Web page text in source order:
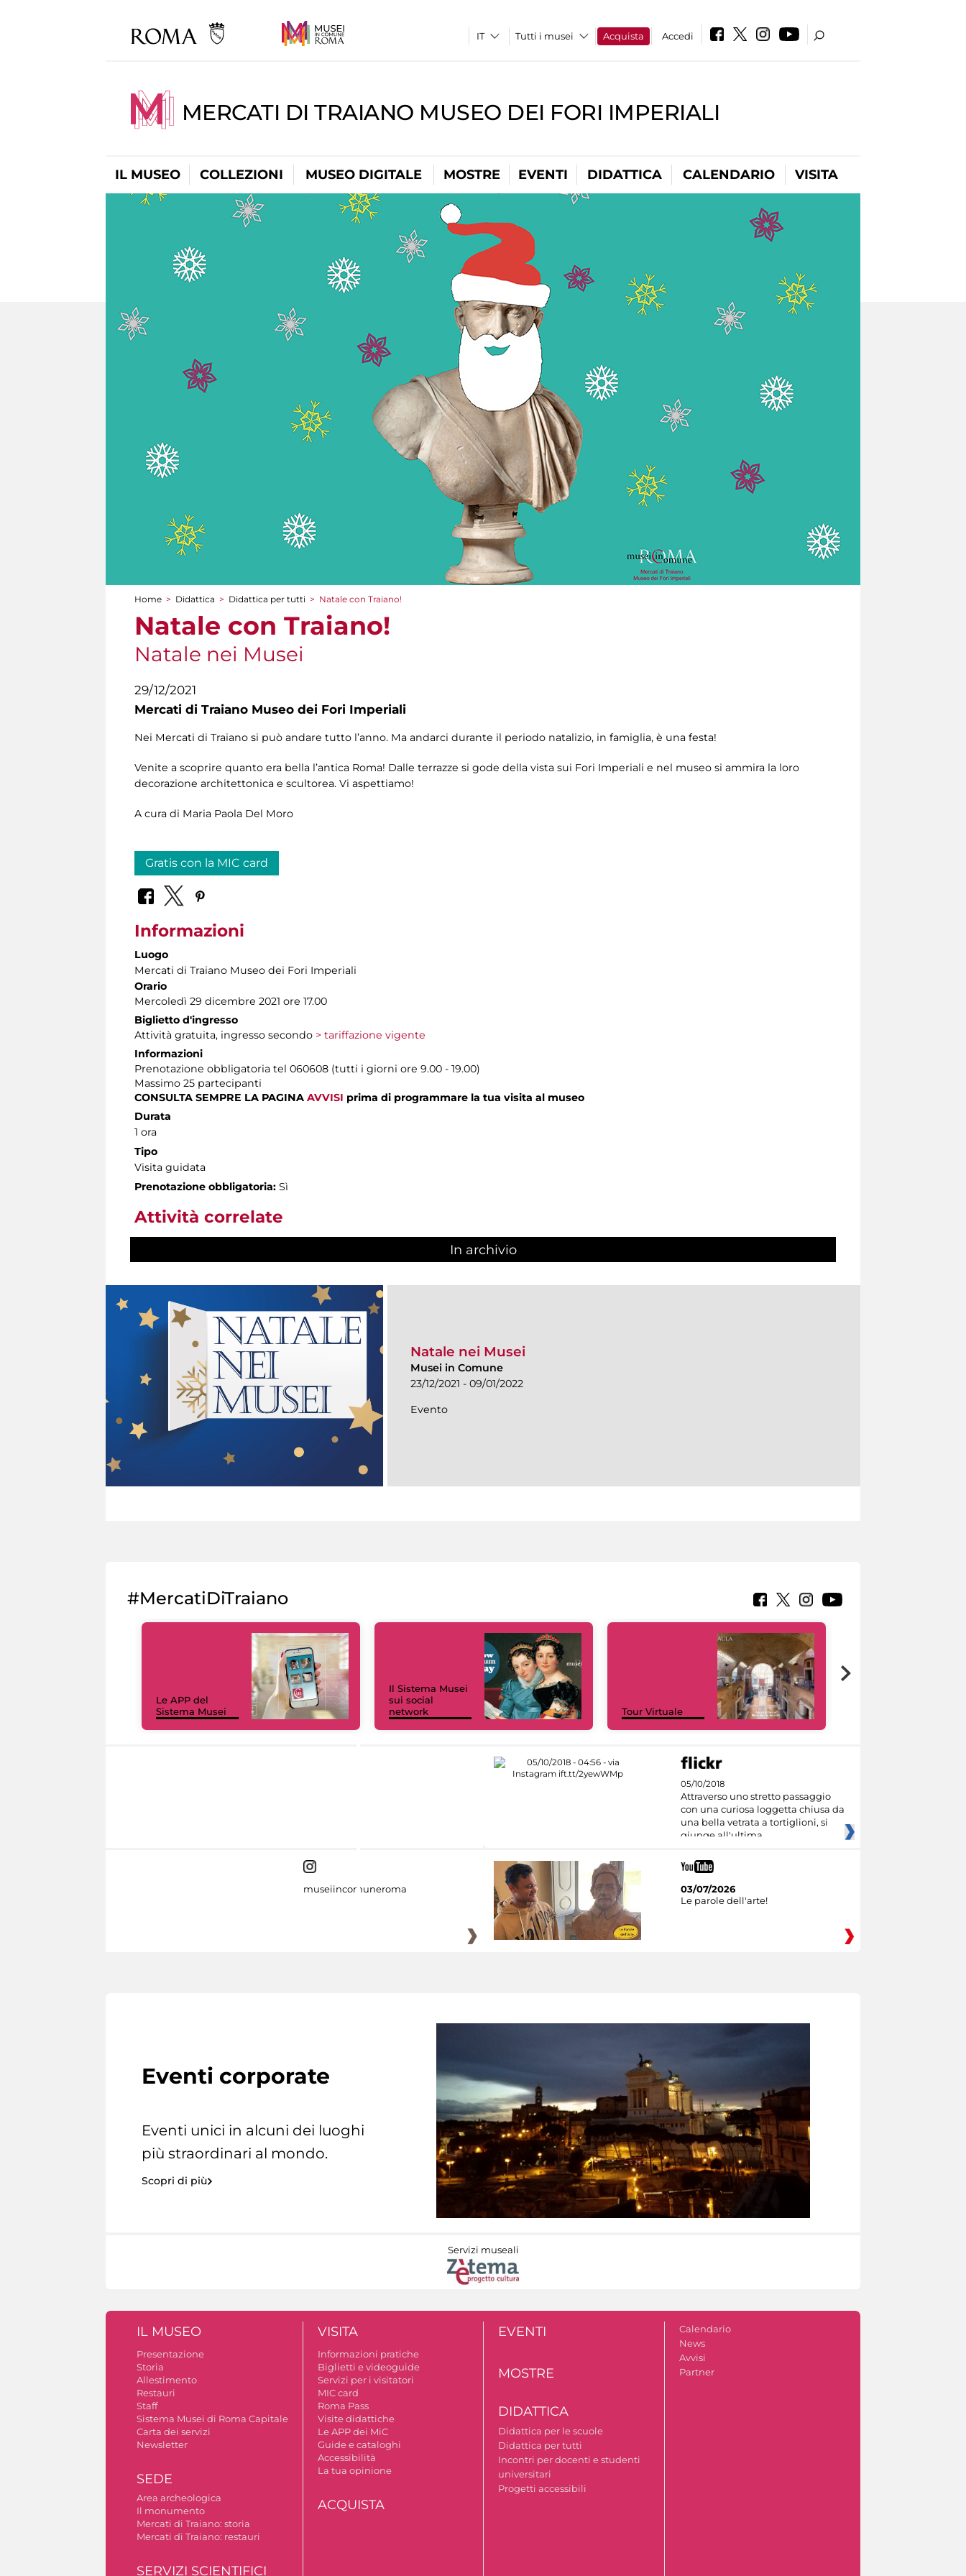
Tutti i musei Acquista Accedi
MERCATI DI TRAIANO MUSEO DEI FORI IMPERIALI
IL MUSEO COLLEZIONI MUSEO DIGITALE MOSTRE EVENTI DIDATTICA CALENDARIO VISITA
Tu sei qui
Home > Didattica > Didattica per tutti > Natale con Traiano!
Natale con Traiano!
Natale nei Musei
29/12/2021
Mercati di Traiano Museo dei Fori Imperiali
Nei Mercati di Traiano si può andare tutto l’anno. Ma andarci durante il periodo natalizio, in famiglia, è una festa!
Venite a scoprire quanto era bella l’antica Roma! Dalle terrazze si gode della vista sui Fori Imperiali e nel museo si ammira la loro
decorazione architettonica e scultorea. Vi aspettiamo!
A cura di Maria Paola Del Moro
Gratis con la MIC card
Informazioni
Luogo
Mercati di Traiano Museo dei Fori Imperiali
Orario
Mercoledì 29 dicembre 2021 ore 17.00
Biglietto d'ingresso
Attività gratuita, ingresso secondo > tariffazione vigente
Informazioni
Prenotazione obbligatoria tel 060608 (tutti i giorni ore 9.00 - 19.00)
Massimo 25 partecipanti
CONSULTA SEMPRE LA PAGINA AVVISI prima di programmare la tua visita al museo
Durata
1 ora
Tipo
Visita guidata
Prenotazione obbligatoria: Sì
Attività correlate
In archivio
Natale nei Musei
Musei in Comune
23/12/2021 - 09/01/2022
Evento
#MercatiDiTraiano
Le APP del
Sistema Musei
Il Sistema Musei
sui social
network
Tour Virtuale
05/10/2018
Attraverso uno stretto passaggio
con una curiosa loggetta chiusa da
una bella vetrata a tortiglioni, si
giunge all'ultima
museiincomuneroma
03/07/2026
Le parole dell'arte!
Eventi corporate
Eventi unici in alcuni dei luoghi
più straordinari al mondo.
Scopri di più
Servizi museali
IL MUSEO
Presentazione
Storia
Allestimento
Restauri
Staff
Sistema Musei di Roma Capitale
Carta dei servizi
Newsletter
SEDE
Area archeologica
Il monumento
Mercati di Traiano: storia
Mercati di Traiano: restauri
SERVIZI SCIENTIFICI
VISITA
Informazioni pratiche
Biglietti e videoguide
Servizi per i visitatori
MIC card
Roma Pass
Visite didattiche
Le APP dei MiC
Guide e cataloghi
Accessibilità
La tua opinione
ACQUISTA
EVENTI
MOSTRE
DIDATTICA
Didattica per le scuole
Didattica per tutti
Incontri per docenti e studenti
universitari
Progetti accessibili
Calendario
News
Avvisi
Partner